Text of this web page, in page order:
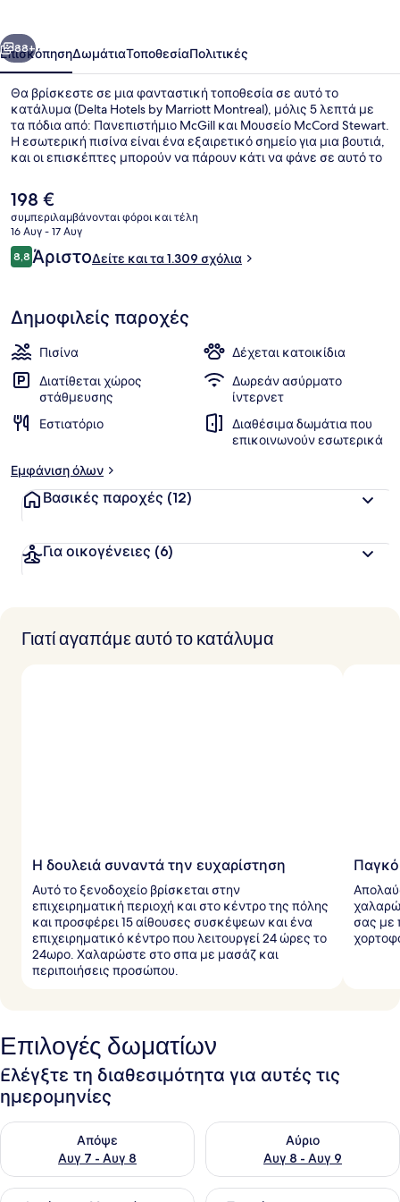
Επόμενο
88+
ΕπισκόπησηΔωμάτιαΤοποθεσίαΠολιτικές
Θα βρίσκεστε σε μια φανταστική τοποθεσία σε αυτό το
κατάλυμα (Delta Hotels by Marriott Montreal), μόλις 5 λεπτά με
τα πόδια από: Πανεπιστήμιο McGill και Μουσείο McCord Stewart.
Η εσωτερική πισίνα είναι ένα εξαιρετικό σημείο για μια βουτιά,
και οι επισκέπτες μπορούν να πάρουν κάτι να φάνε σε αυτό το
κουζίνα και είναι ανοικτό για πρωινό, μεσημεριανό και βραδινό.
Άλλες παροχές περιλαμβάνουν μπαρ/lounge, γυμναστήριο και
μπανιέρα υδρομασάζ. Άλλοι ταξιδιώτες λένε εξαιρετικά
πράγματα για το εξυπηρετικό προσωπικό και την τοποθεσία
του. Το κατάλυμα βρίσκεται σε πολύ κοντινή απόσταση με τα
πόδια από τα μέσα μαζικής μεταφοράς: το σημείο επιβίβασης
λεπτών.
Η
τρέχουσα
τιμή
είναι
198 €
198 €
συμπεριλαμβάνονται φόροι και τέλη
16 Αυγ - 17 Αυγ
Σχόλια
8,88,8 στα 10
ΆριστοΔείτε και τα 1.309 σχόλια
Δημοφιλείς παροχές
Πισίνα
Δέχεται κατοικίδια
Διατίθεται χώρος
στάθμευσης
Δωρεάν ασύρματο
ίντερνετ
Εστιατόριο
Διαθέσιμα δωμάτια που
επικοινωνούν εσωτερικά
Εμφάνιση όλων
Βασικές παροχές (12)
Για οικογένειες (6)
Γιατί αγαπάμε αυτό το κατάλυμα
Η δουλειά συναντά την ευχαρίστηση
Αυτό το ξενοδοχείο βρίσκεται στην
επιχειρηματική περιοχή και στο κέντρο της πόλης
και προσφέρει 15 αίθουσες συσκέψεων και ένα
επιχειρηματικό κέντρο που λειτουργεί 24 ώρες το
24ωρο. Χαλαρώστε στο σπα με μασάζ και
περιποιήσεις προσώπου.
σας με
Επιλογές δωματίων
Ελέγξτε τη διαθεσιμότητα για αυτές τις
ημερομηνίες
Απόψε
Αυγ 7 - Αυγ 8
Έλεγχος διαθεσιμότητας για απόψε Αυγ 7 - Αυγ 8
Αύριο
Αυγ 8 - Αυγ 9
Έλεγχος διαθεσιμότητας
Έλεγχος διαθεσιμότητας για αυτό το σαββατοκύριακο
Έλεγχος διαθεσιμότητας